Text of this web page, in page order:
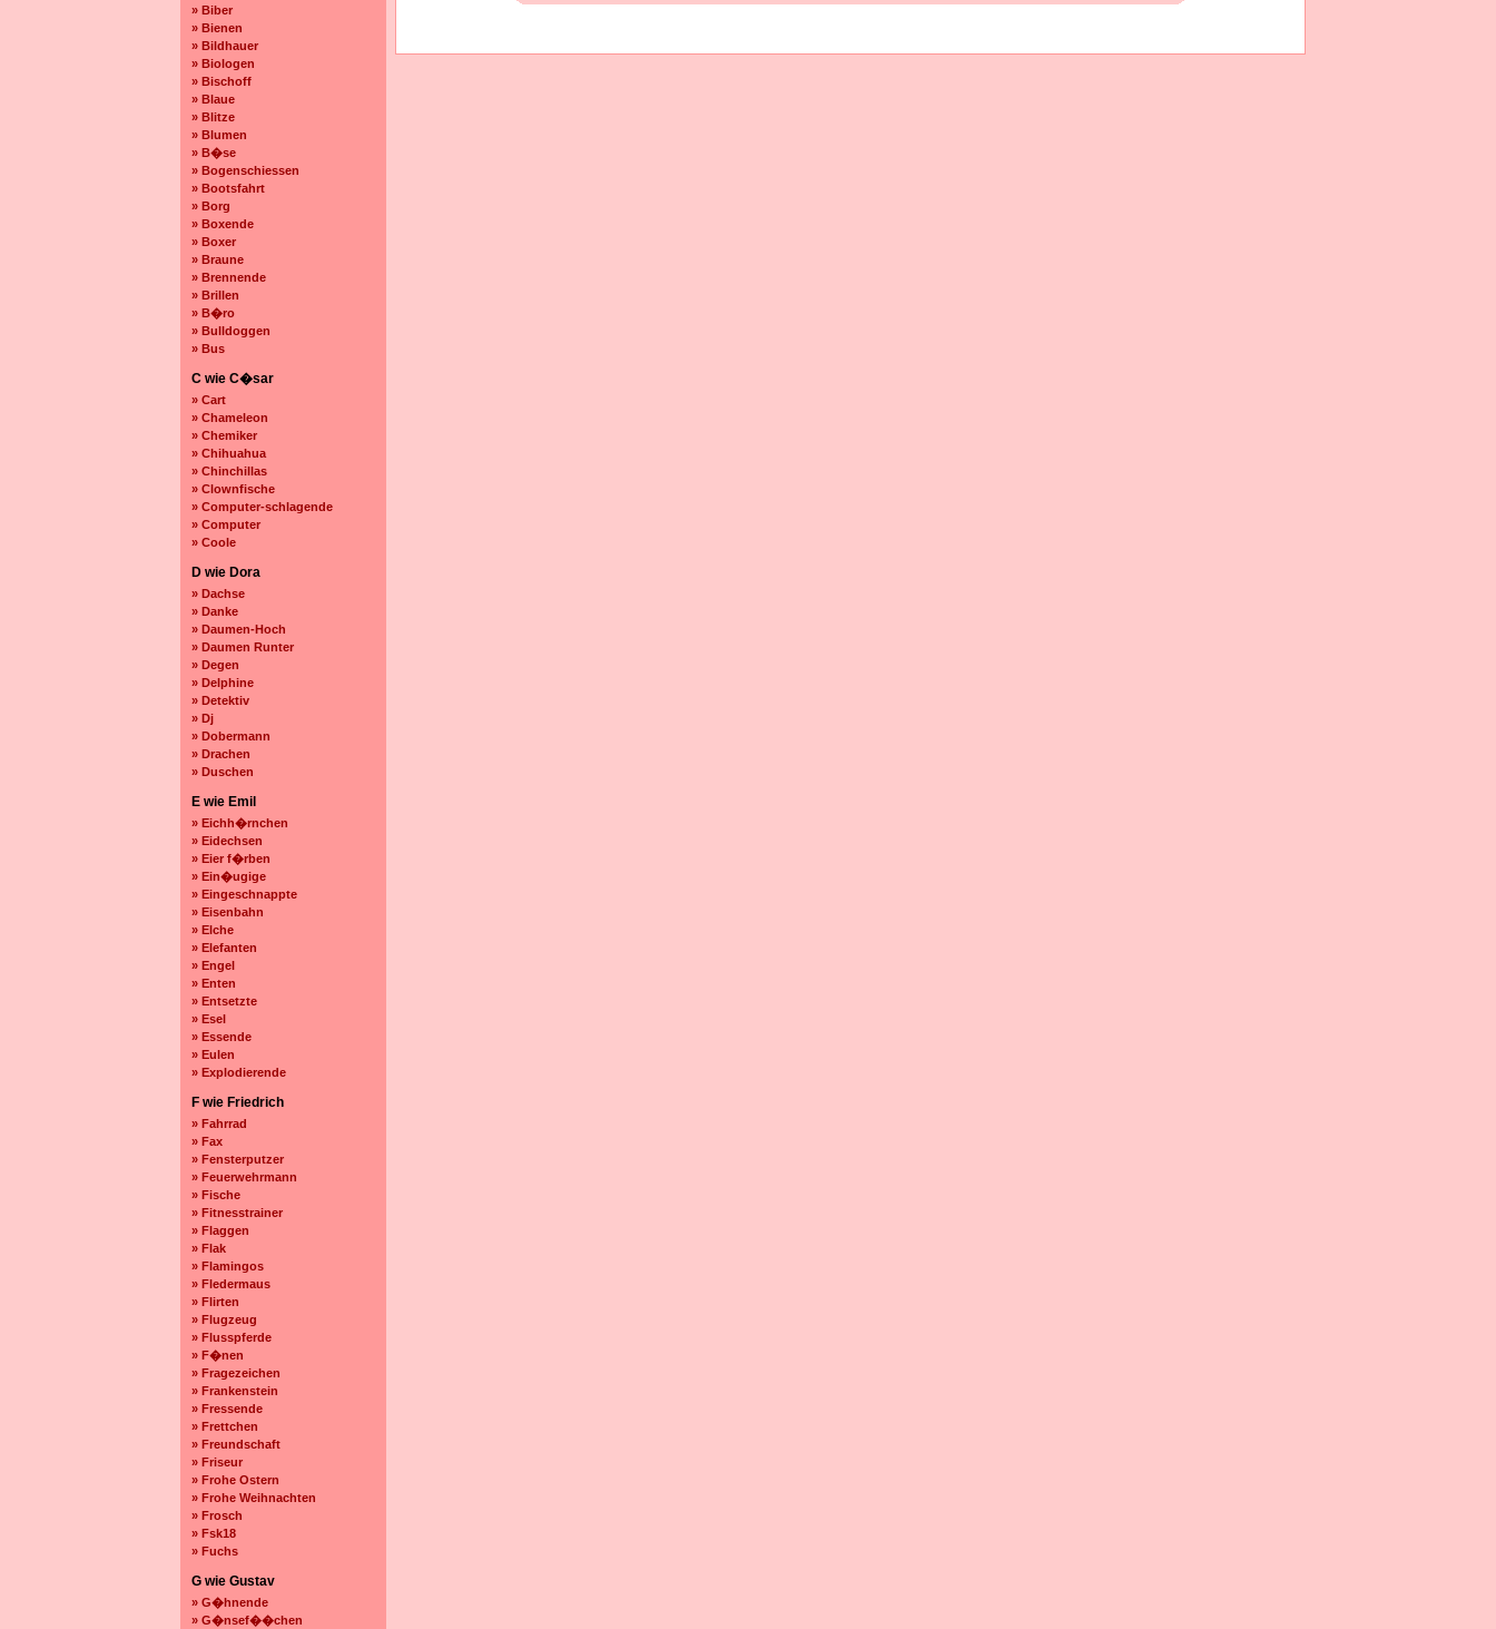
» Biber
» Bienen
» Bildhauer
» Biologen
» Bischoff
» Blaue
» Blitze
» Blumen
» B�se
» Bogenschiessen
» Bootsfahrt
» Borg
» Boxende
» Boxer
» Braune
» Brennende
» Brillen
» B�ro
» Bulldoggen
» Bus
C wie C�sar
» Cart
» Chameleon
» Chemiker
» Chihuahua
» Chinchillas
» Clownfische
» Computer-schlagende
» Computer
» Coole
D wie Dora
» Dachse
» Danke
» Daumen-Hoch
» Daumen Runter
» Degen
» Delphine
» Detektiv
» Dj
» Dobermann
» Drachen
» Duschen
E wie Emil
» Eichh�rnchen
» Eidechsen
» Eier f�rben
» Ein�ugige
» Eingeschnappte
» Eisenbahn
» Elche
» Elefanten
» Engel
» Enten
» Entsetzte
» Esel
» Essende
» Eulen
» Explodierende
F wie Friedrich
» Fahrrad
» Fax
» Fensterputzer
» Feuerwehrmann
» Fische
» Fitnesstrainer
» Flaggen
» Flak
» Flamingos
» Fledermaus
» Flirten
» Flugzeug
» Flusspferde
» F�nen
» Fragezeichen
» Frankenstein
» Fressende
» Frettchen
» Freundschaft
» Friseur
» Frohe Ostern
» Frohe Weihnachten
» Frosch
» Fsk18
» Fuchs
G wie Gustav
» G�hnende
» G�nsef��chen